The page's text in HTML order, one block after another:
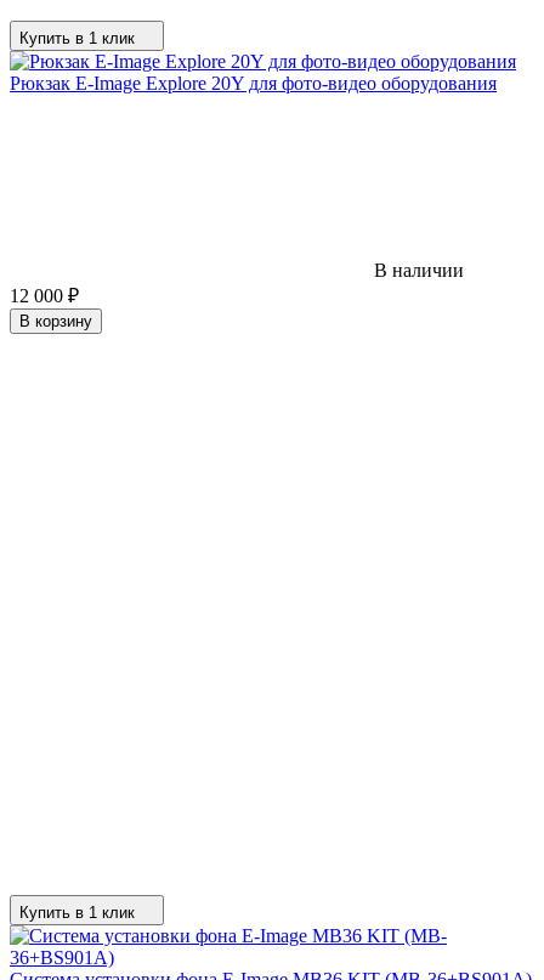
Купить в 1 клик
Рюкзак E-Image Explore 20Y для фото-видео оборудования
В наличии
12 000 ₽
В корзину
Купить в 1 клик